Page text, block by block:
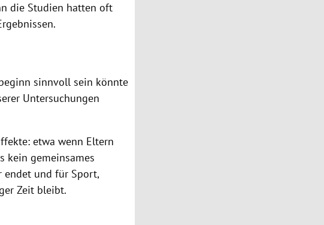
die Studien hatten oft
sinnvoll sein könnte
Untersuchungen
etwa wenn Eltern
kein gemeinsames
endet und für Sport,
Zeit bleibt.